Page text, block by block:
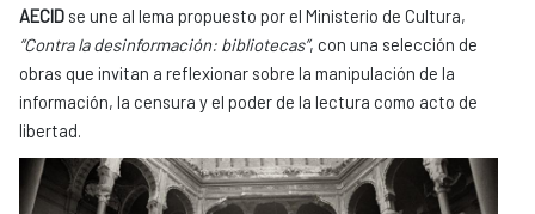
AECID se une al lema propuesto por el Ministerio de Cultura,
“Contra la desinformación: bibliotecas”, con una selección de
obras que invitan a reflexionar sobre la manipulación de la
información, la censura y el poder de la lectura como acto de
libertad.